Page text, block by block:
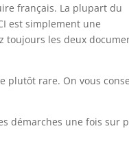
français. La plupart du
est simplement une
toujours les deux
plutôt rare. On vous
démarches une fois sur